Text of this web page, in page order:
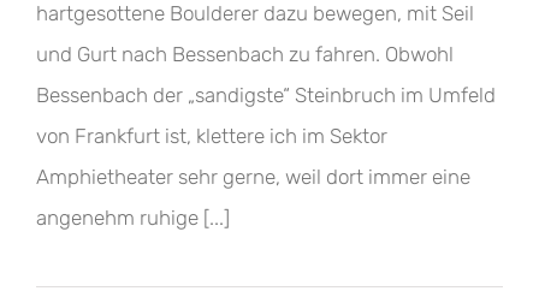
hartgesottene Boulderer dazu bewegen, mit Seil
und Gurt nach Bessenbach zu fahren. Obwohl
Bessenbach der „sandigste“ Steinbruch im Umfeld
von Frankfurt ist, klettere ich im Sektor
Amphietheater sehr gerne, weil dort immer eine
angenehm ruhige [...]